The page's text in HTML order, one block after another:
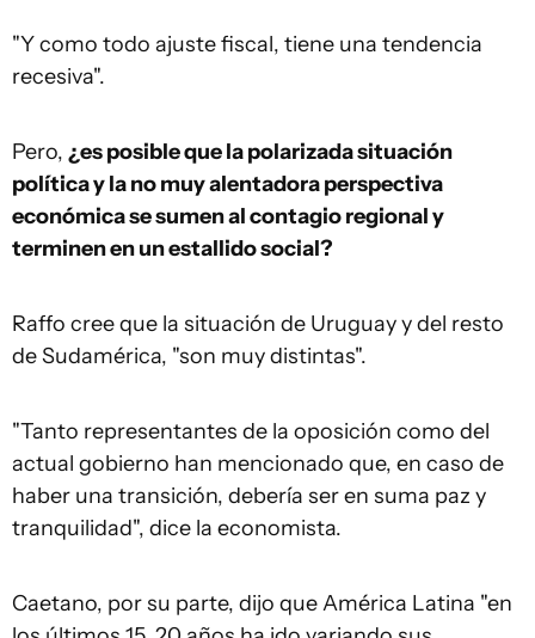
"Y como todo ajuste fiscal, tiene una tendencia
recesiva".
Pero, ¿es posible que la polarizada situación
política y la no muy alentadora perspectiva
económica se sumen al contagio regional y
terminen en un estallido social?
Raffo cree que la situación de Uruguay y del resto
de Sudamérica, "son muy distintas".
"Tanto representantes de la oposición como del
actual gobierno han mencionado que, en caso de
haber una transición, debería ser en suma paz y
tranquilidad", dice la economista.
Caetano, por su parte, dijo que América Latina "en